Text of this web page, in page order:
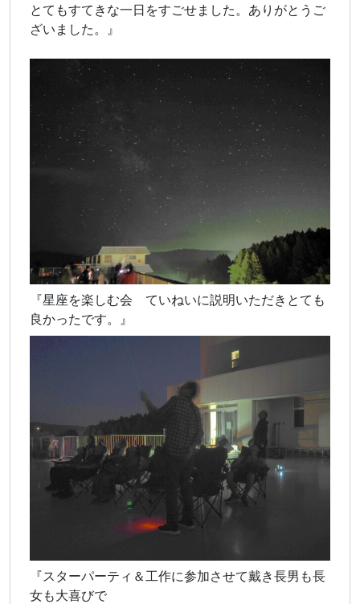
とてもすてきな一日をすごせました。ありがとうご
ざいました。』
『星座を楽しむ会 ていねいに説明いただきとても
良かったです。』
『スターパーティ＆工作に参加させて戴き長男も長
女も大喜びで